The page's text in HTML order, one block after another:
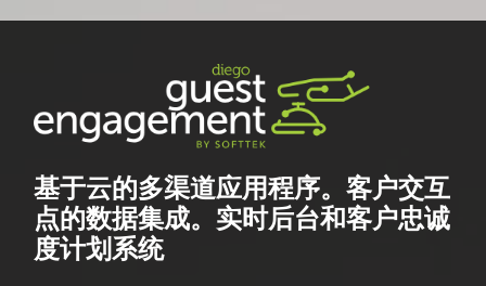
基于云的多渠道应用程序。客户交互
点的数据集成。实时后台和客户忠诚
度计划系统